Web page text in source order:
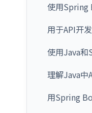
使用Spring
用于API开
使用Java
理解Java中
用Spring